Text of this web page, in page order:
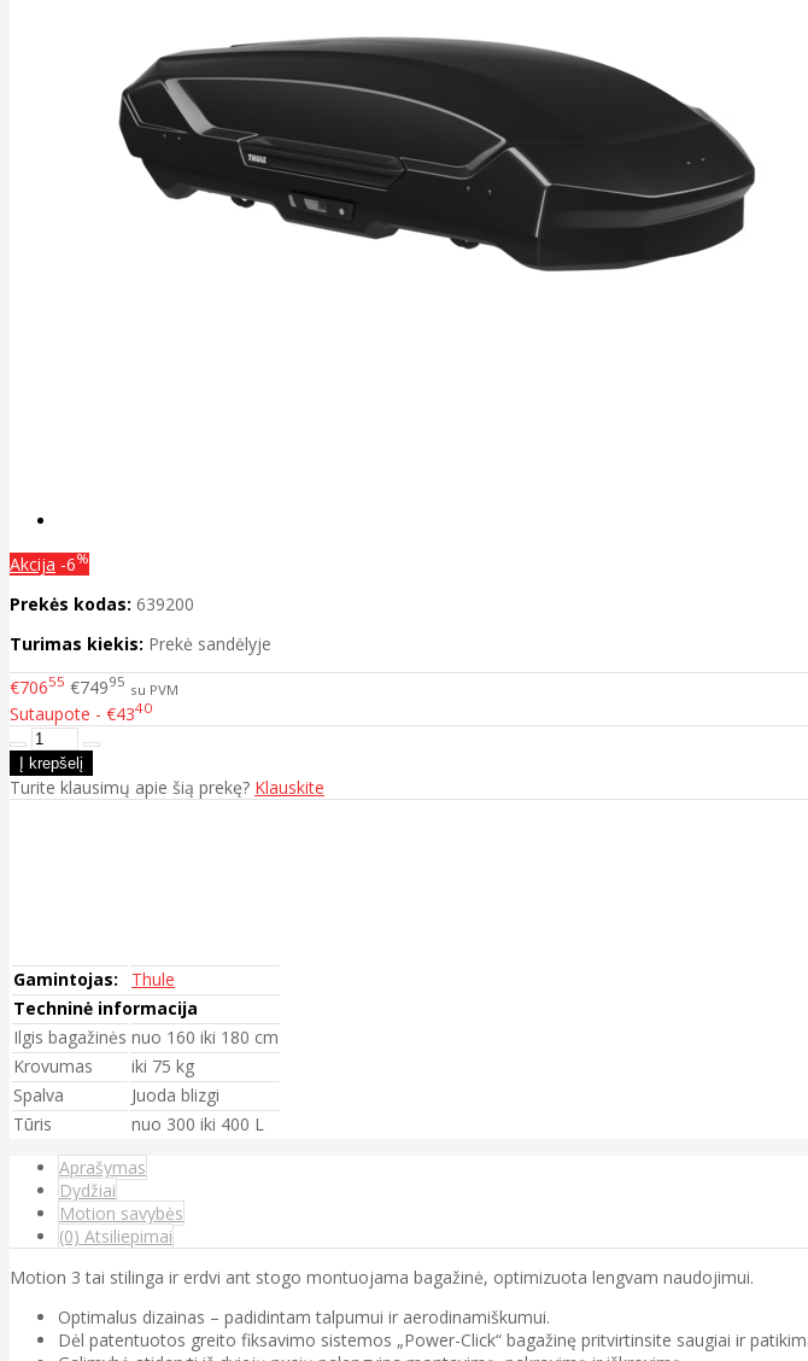
Akcija -6%
Prekės kodas: 639200
Turimas kiekis: Prekė sandėlyje
€70655 €74995 su PVM
Sutaupote - €4340
Turite klausimų apie šią prekę? Klauskite
Gamintojas:
Thule
Techninė informacija
Ilgis bagažinės nuo 160 iki 180 cm
Krovumas
iki 75 kg
Spalva
Juoda blizgi
Tūris
nuo 300 iki 400 L
Aprašymas
Dydžiai
Motion savybės
(0) Atsiliepimai
Motion 3 tai stilinga ir erdvi ant stogo montuojama bagažinė, optimizuota lengvam naudojimui.
Optimalus dizainas – padidintam talpumui ir aerodinamiškumui.
Dėl patentuotos greito fiksavimo sistemos „Power-Click“ bagažinę pritvirtinsite saugiai ir